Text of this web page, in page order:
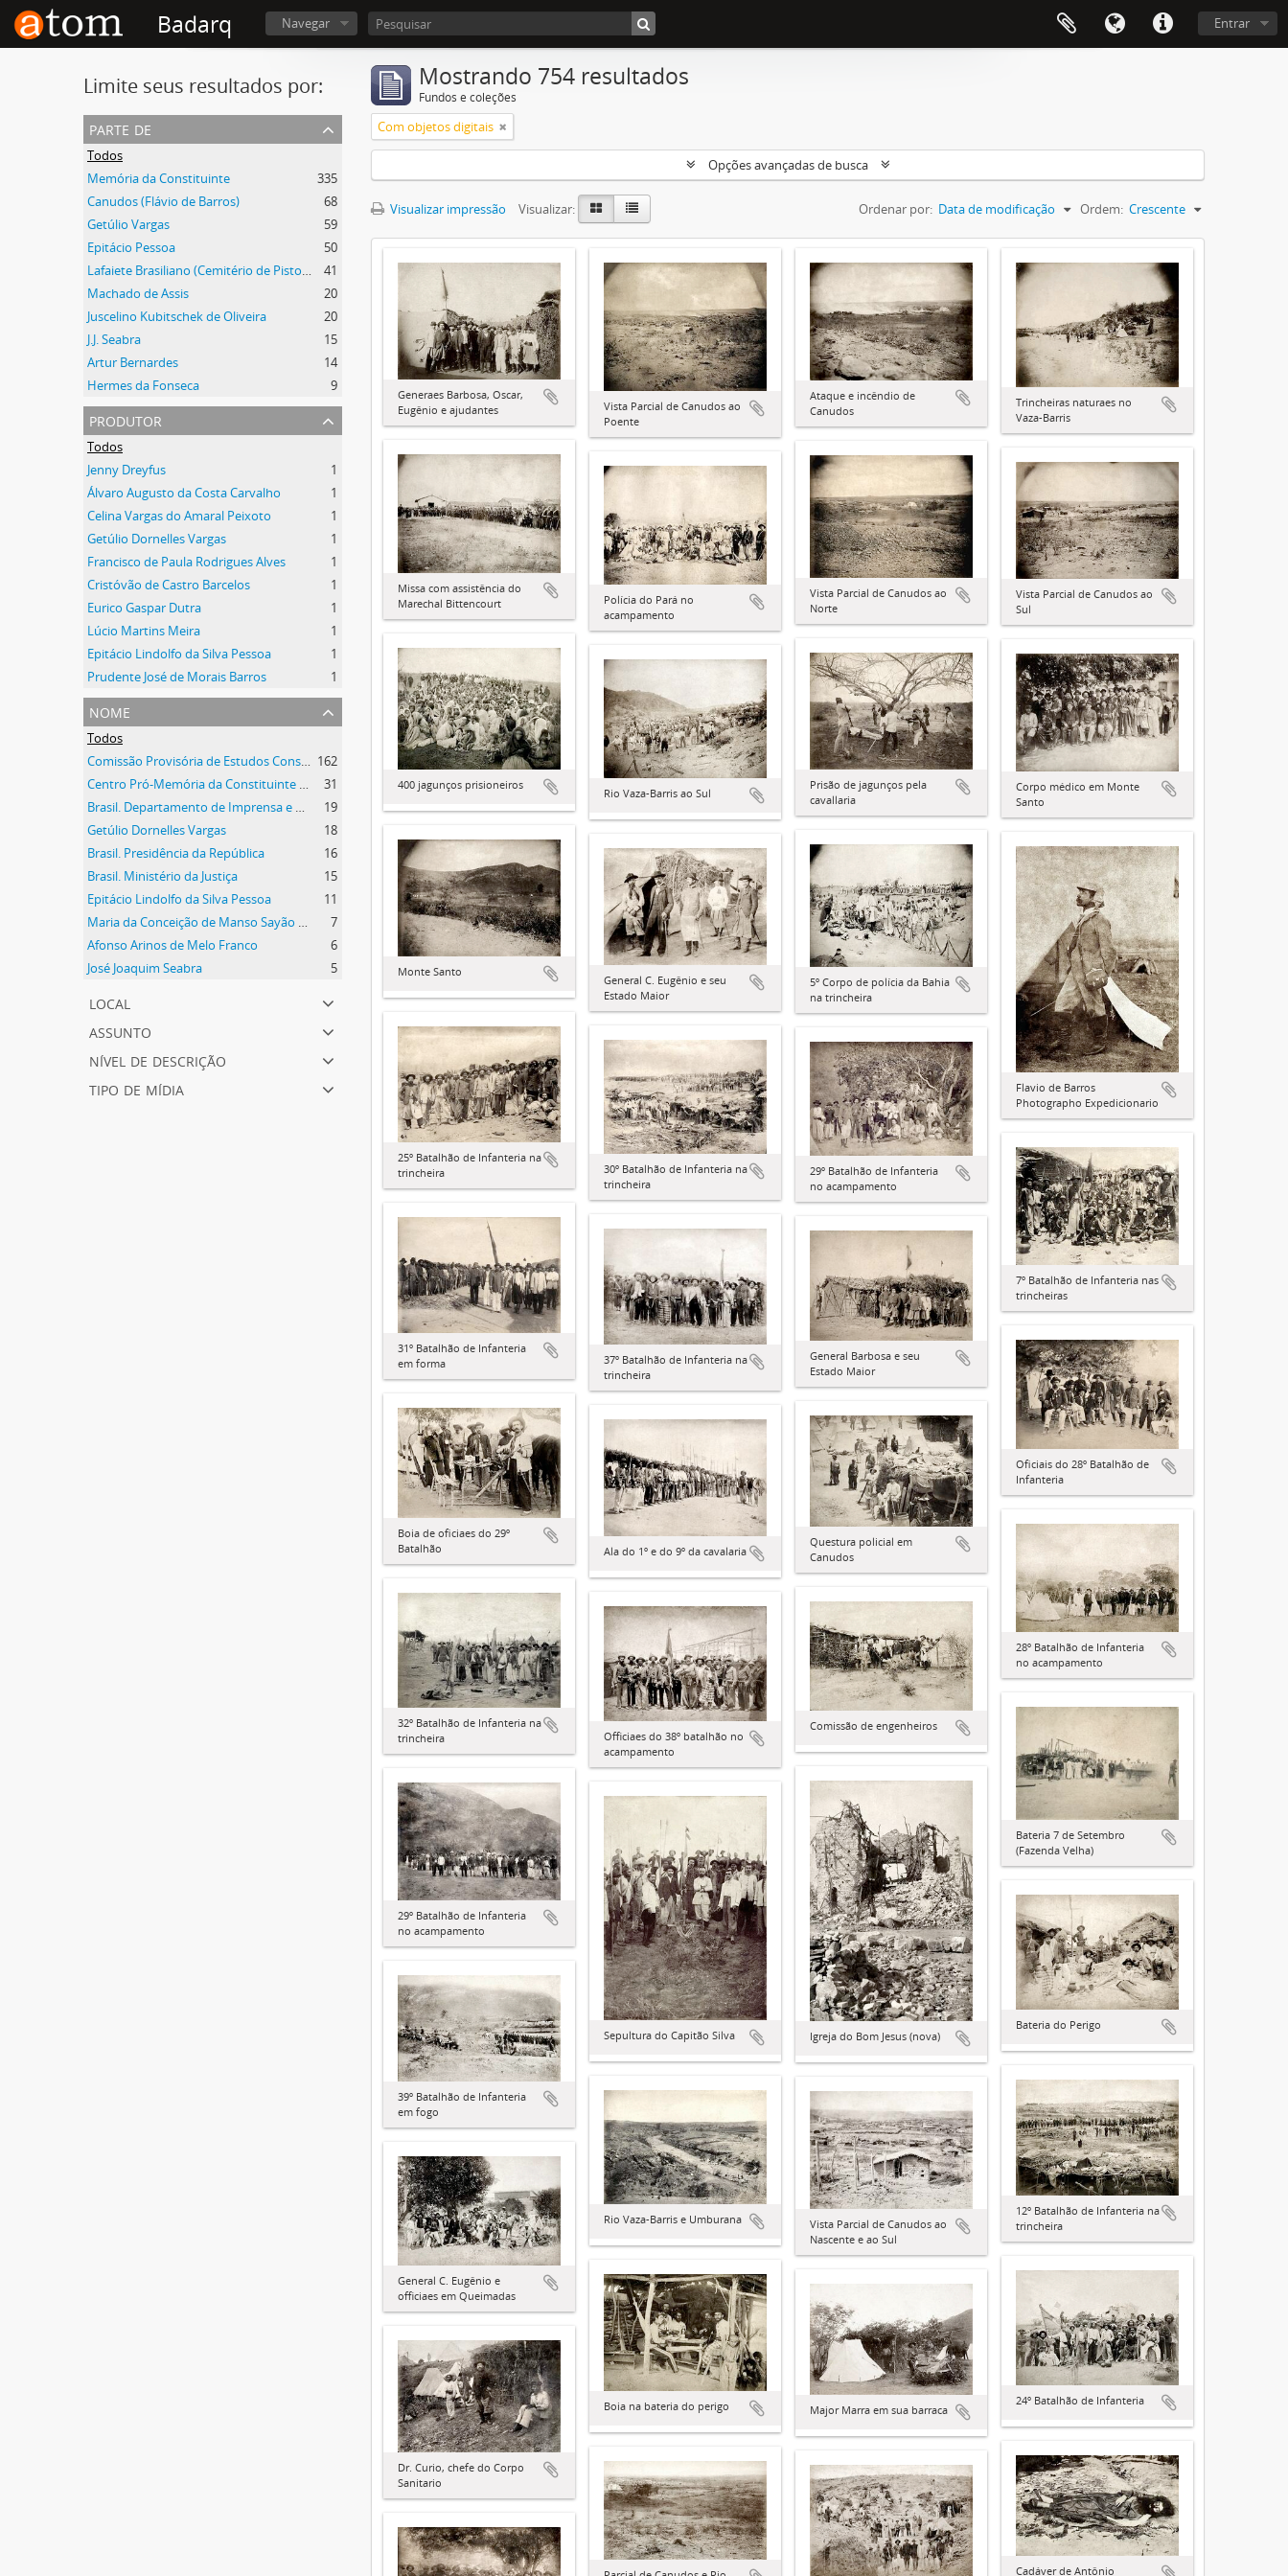
Badarq Navegar Entrar
Limite seus resultados por:
parte de
Todos
Memória da Constituinte
335
Canudos (Flávio de Barros)
68
Getúlio Vargas
59
Epitácio Pessoa
50
Lafaiete Brasiliano (Cemitério de Pistoia)
41
Machado de Assis
20
Juscelino Kubitschek de Oliveira
20
J.J. Seabra
15
Artur Bernardes
14
Hermes da Fonseca
9
produtor
Todos
Jenny Dreyfus
1
Álvaro Augusto da Costa Carvalho
1
Celina Vargas do Amaral Peixoto
1
Getúlio Dornelles Vargas
1
Francisco de Paula Rodrigues Alves
1
Cristóvão de Castro Barcelos
1
Eurico Gaspar Dutra
1
Lúcio Martins Meira
1
Epitácio Lindolfo da Silva Pessoa
1
Prudente José de Morais Barros
1
nome
Todos
Comissão Provisória de Estudos Constitucionais (CEC) 162
Centro Pró-Memória da Constituinte (CPMC)
31
Brasil. Departamento de Imprensa e Propaganda
19
Getúlio Dornelles Vargas
18
Brasil. Presidência da República
16
Brasil. Ministério da Justiça
15
Epitácio Lindolfo da Silva Pessoa
11
Maria da Conceição de Manso Sayão da Silva Pessoa
7
Afonso Arinos de Melo Franco
6
José Joaquim Seabra
5
local
assunto
nível de descrição
tipo de mídia
Mostrando 754 resultados
Fundos e coleções
Com objetos digitais
Opções avançadas de busca
Visualizar impressão Visualizar: Ordenar por: Data de modificação Ordem: Crescente
Generaes Barbosa, Oscar,
Eugênio e ajudantes
Vista Parcial de Canudos ao
Poente
Ataque e incêndio de
Canudos
Trincheiras naturaes no
Vaza-Barris
Missa com assistência do
Marechal Bittencourt
Vista Parcial de Canudos ao
Norte
Vista Parcial de Canudos ao
Sul
Polícia do Pará no
acampamento
400 jagunços prisioneiros
Prisão de jagunços pela
cavallaria
Corpo médico em Monte
Santo
Rio Vaza-Barris ao Sul
Monte Santo
5º Corpo de polícia da Bahia
na trincheira
Flavio de Barros
Photographo Expedicionario
General C. Eugênio e seu
Estado Maior
25º Batalhão de Infanteria na
trincheira
30º Batalhão de Infanteria na
trincheira
29º Batalhão de Infanteria
no acampamento
7º Batalhão de Infanteria nas
trincheiras
31º Batalhão de Infanteria
em forma
37º Batalhão de Infanteria na
trincheira
General Barbosa e seu
Estado Maior
Oficiais do 28º Batalhão de
Infanteria
Boia de oficiaes do 29º
Batalhão
Questura policial em
Canudos
Ala do 1º e do 9º da cavalaria
28º Batalhão de Infanteria
no acampamento
32º Batalhão de Infanteria na
trincheira
Comissão de engenheiros
Officiaes do 38º batalhão no
acampamento
Bateria 7 de Setembro
(Fazenda Velha)
Igreja do Bom Jesus (nova)
29º Batalhão de Infanteria
no acampamento
Sepultura do Capitão Silva
Bateria do Perigo
39º Batalhão de Infanteria
em fogo
12º Batalhão de Infanteria na
trincheira
Rio Vaza-Barris e Umburana
Vista Parcial de Canudos ao
Nascente e ao Sul
General C. Eugênio e
officiaes em Queimadas
24º Batalhão de Infanteria
Boia na bateria do perigo Major Marra em sua barraca
Dr. Curio, chefe do Corpo
Sanitario
Cadáver de Antônio